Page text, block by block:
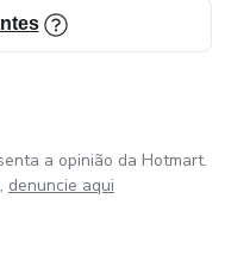
a opinião da Hotmart.
denuncie aqui